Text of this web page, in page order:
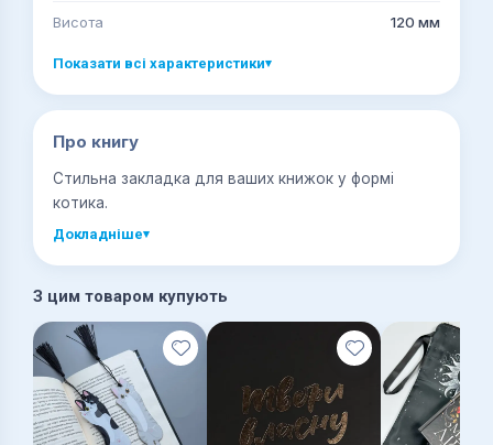
Висота 120 мм
Показати всі характеристики▾
Про книгу
Стильна закладка для ваших книжок у формі
котика.
Докладніше▾
З цим товаром купують